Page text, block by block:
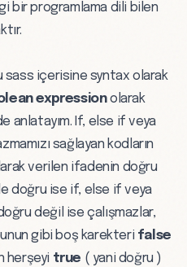
bir programlama dili bilen
sass içerisine syntax olarak
expressionolarak
anlatayım. If, else if veya
sağlayan kodların
verilen ifadenin doğru
doğru ise if, else if veya
değil ise çalışmazlar,
gibi boş karekteri false
herşeyi true ( yani doğru )